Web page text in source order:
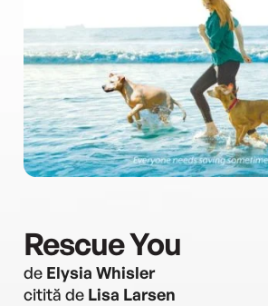
Rescue You
de Elysia Whisler
citită de Lisa Larsen